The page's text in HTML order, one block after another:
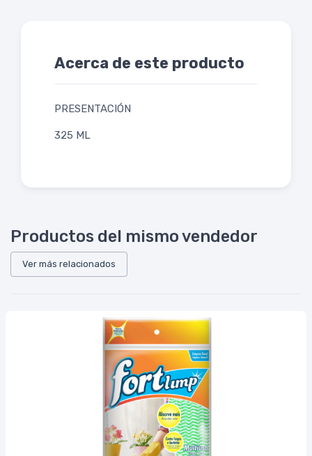
Acerca de este producto
PRESENTACIÓN
325 ML
Productos del mismo vendedor
Ver más relacionados